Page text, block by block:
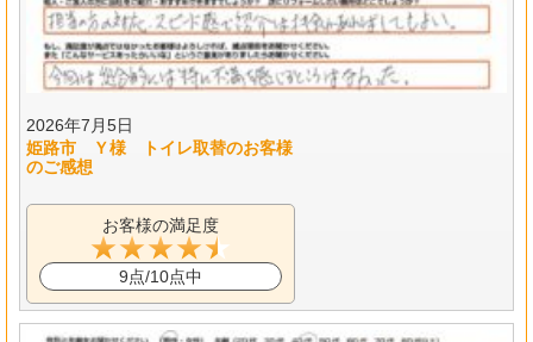
2026年7月5日
姫路市 Ｙ様 トイレ取替のお客様
のご感想
お客様の満足度
9点/10点中